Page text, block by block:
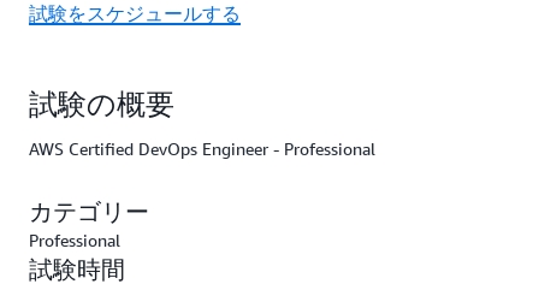
試験をスケジュールする
試験の概要
AWS Certified DevOps Engineer - Professional
カテゴリー
Professional
試験時間